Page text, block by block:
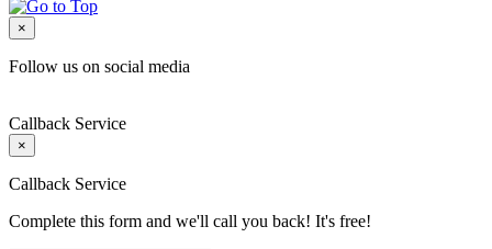
×
Follow us on social media
Callback Service
×
Callback Service
Complete this form and we'll call you back! It's free!